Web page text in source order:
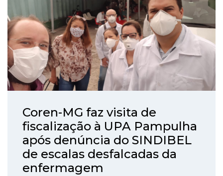
Coren-MG faz visita de
fiscalização à UPA Pampulha
após denúncia do SINDIBEL
de escalas desfalcadas da
enfermagem